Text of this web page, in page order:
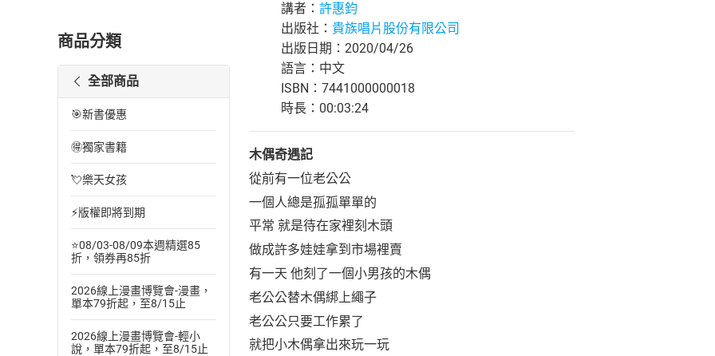
商品分類
全部商品
🎯新書優惠
🉐獨家書籍
💘樂天女孩
⚡版權即將到期
⭐08/03-08/09本週精選85
折，領券再85折
2026線上漫畫博覽會-漫畫，
單本79折起，至8/15止
2026線上漫畫博覽會-輕小
說，單本79折起，至8/15止
講者： 許惠鈞
出版社： 貴族唱片股份有限公司
出版日期：2020/04/26
語言：中文
ISBN：7441000000018
時長：00:03:24
木偶奇遇記
從前有一位老公公
一個人總是孤孤單單的
平常 就是待在家裡刻木頭
做成許多娃娃拿到市場裡賣
有一天 他刻了一個小男孩的木偶
老公公替木偶綁上繩子
老公公只要工作累了
就把小木偶拿出來玩一玩